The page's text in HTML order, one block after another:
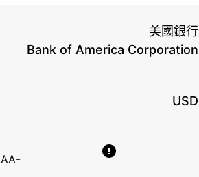
美國銀行
Bank of America Corporation
USD
AA-